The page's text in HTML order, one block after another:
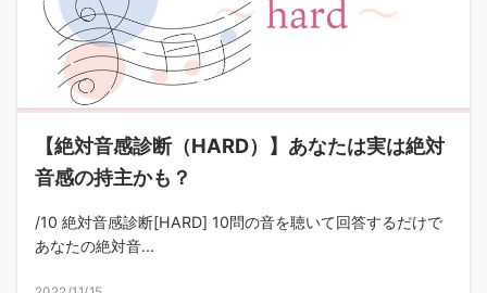
【絶対音感診断（HARD）】あなたは実は絶対
音感の持主かも？
/10 絶対音感診断[HARD] 10問の音を聴いて回答するだけで
あなたの絶対音...